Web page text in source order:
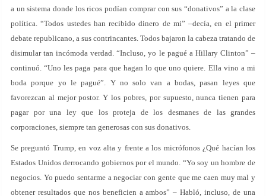
a un sistema donde los ricos podían comprar con sus “donativos” a la clase
política. “Todos ustedes han recibido dinero de mi” –decía, en el primer
debate republicano, a sus contrincantes. Todos bajaron la cabeza tratando de
disimular tan incómoda verdad. “Incluso, yo le pagué a Hillary Clinton” –
continuó. “Uno les paga para que hagan lo que uno quiere. Ella vino a mi
boda porque yo le pagué”. Y no solo van a bodas, pasan leyes que
favorezcan al mejor postor. Y los pobres, por supuesto, nunca tienen para
pagar por una ley que los proteja de los desmanes de las grandes
corporaciones, siempre tan generosas con sus donativos.
Se preguntó Trump, en voz alta y frente a los micrófonos ¿Qué hacían los
Estados Unidos derrocando gobiernos por el mundo. “Yo soy un hombre de
negocios. Yo puedo sentarme a negociar con gente que me caen muy mal y
obtener resultados que nos beneficien a ambos” – Habló, incluso, de una